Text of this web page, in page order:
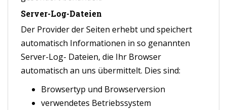
Server-Log-Dateien
Der Provider der Seiten erhebt und speichert
automatisch Informationen in so genannten
Server-Log- Dateien, die Ihr Browser
automatisch an uns übermittelt. Dies sind:
Browsertyp und Browserversion
verwendetes Betriebssystem